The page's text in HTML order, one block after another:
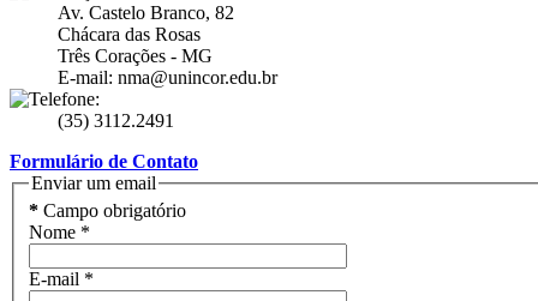
Av. Castelo Branco, 82
Chácara das Rosas
Três Corações - MG
E-mail: nma@unincor.edu.br
(35) 3112.2491
Formulário de Contato
Enviar um email
* Campo obrigatório
Nome *
E-mail *